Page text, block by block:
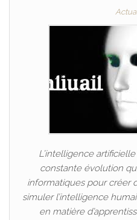
L’intelligence
constante évolution
informatiques pour créer
simuler l’intelligence
en matière